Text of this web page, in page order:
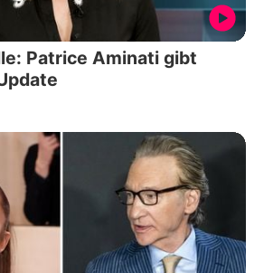
Patrice Aminati gibt